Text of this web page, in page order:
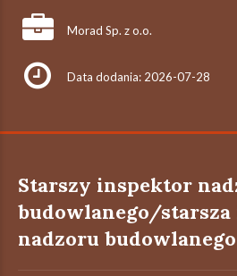
Morad Sp. z o.o.
Data dodania: 2026-07-28
Starszy inspektor
budowlanego/
nadzoru budowlanego